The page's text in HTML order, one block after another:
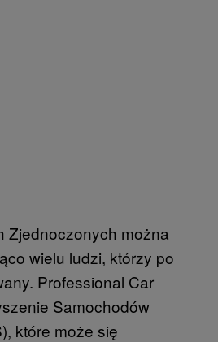
Zjednoczonych można
wielu ludzi, którzy po
Professional Car
Samochodów
które może się